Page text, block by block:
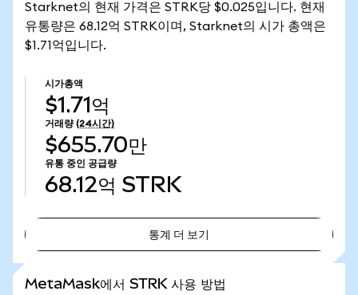
Starknet의 현재 가격은 STRK당 $0.025입니다. 현재
유통량은 68.12억 STRK이며, Starknet의 시가 총액은
$1.71억입니다.
시가총액
$1.71억
거래량 (24시간)
$655.70만
유통 중인 공급량
68.12억 STRK
통계 더 보기
MetaMask에서 STRK 사용 방법